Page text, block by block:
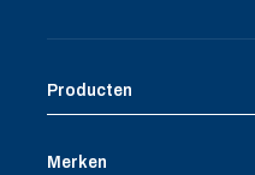
Producten
Merken